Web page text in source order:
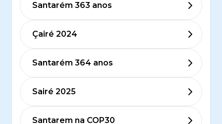
Santarém 363 anos
Çairé 2024
Santarém 364 anos
Sairé 2025
Santarem na COP30